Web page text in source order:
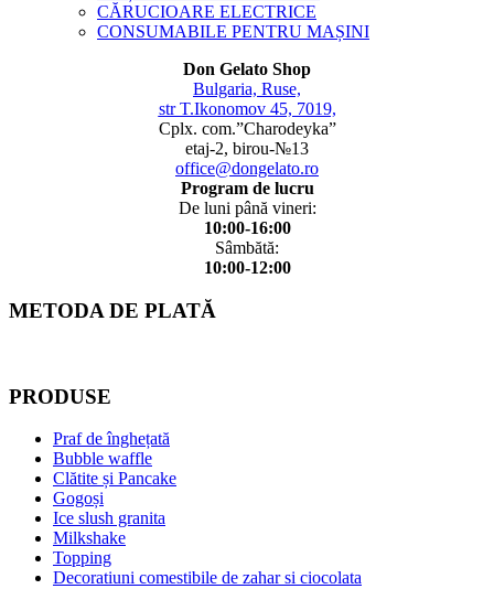
CĂRUCIOARE ELECTRICE
CONSUMABILE PENTRU MAȘINI
Don Gelato Shop
Bulgaria, Ruse,
str T.Ikonomov 45, 7019,
Cplx. com.”Charodeyka”
etaj-2, birou-№13
office@dongelato.ro
Program de lucru
De luni până vineri:
10:00-16:00
Sâmbătă:
10:00-12:00
METODA DE PLATĂ
PRODUSE
Praf de înghețată
Bubble waffle
Clătite și Pancake
Gogoși
Ice slush granita
Milkshake
Topping
Decoratiuni comestibile de zahar si ciocolata